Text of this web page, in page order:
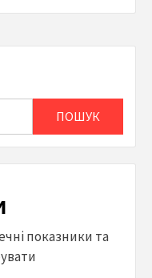
ПОШУК
показники та